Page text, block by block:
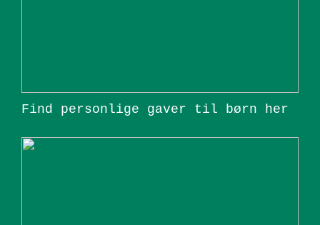
Find personlige gaver til børn her